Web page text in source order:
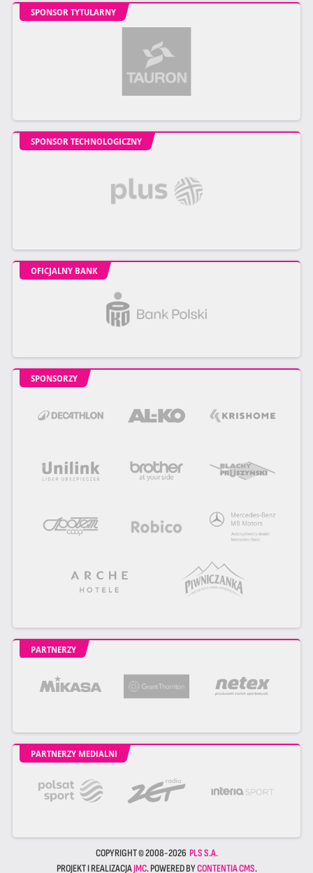
SPONSOR TYTULARNY
SPONSOR TECHNOLOGICZNY
OFICJALNY BANK
SPONSORZY
PARTNERZY
PARTNERZY MEDIALNI
COPYRIGHT © 2008-2026 PLS S.A.
PROJEKT I REALIZACJAJMC. POWERED BYCONTENTIA CMS.